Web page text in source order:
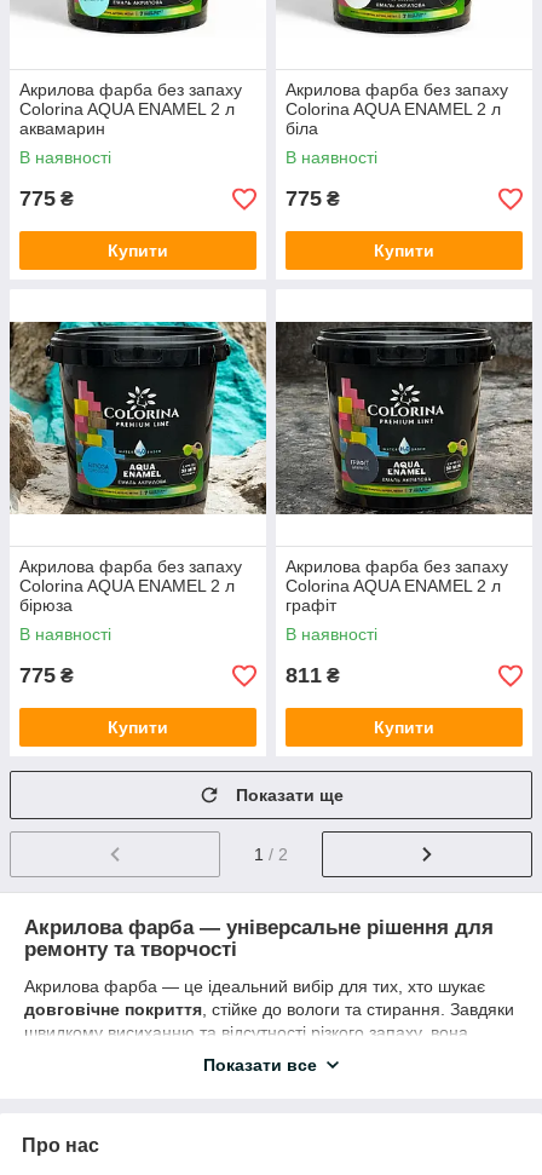
Акрилова фарба без запаху
Colorina AQUA ENAMEL 2 л
аквамарин
В наявності
775 ₴
Купити
Акрилова фарба без запаху
Colorina AQUA ENAMEL 2 л
біла
В наявності
775 ₴
Купити
Акрилова фарба без запаху
Colorina AQUA ENAMEL 2 л
бірюза
В наявності
775 ₴
Купити
Акрилова фарба без запаху
Colorina AQUA ENAMEL 2 л
графіт
В наявності
811 ₴
Купити
Показати ще
1 / 2
Акрилова фарба — універсальне рішення для
ремонту та творчості
Акрилова фарба — це ідеальний вибір для тих, хто шукає
довговічне покриття , стійке до вологи та стирання. Завдяки
швидкому висиханню та відсутності різкого запаху, вона
підходить як для ремонту в квартирі, так і для художніх робіт.
гіпсокартон та інші поверхні.
Показати все
Про нас